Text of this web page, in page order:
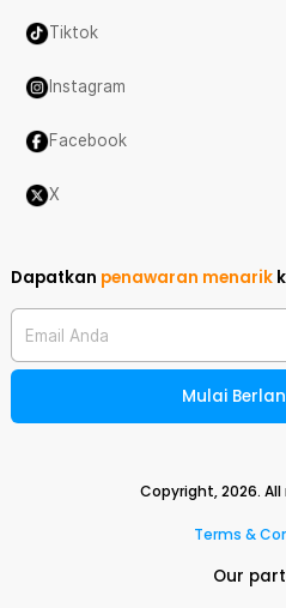
Tiktok
Instagram
Facebook
X
Dapatkan penawaran menarik
Email Anda
Mulai
Copyright,2026.
Terms &
Our